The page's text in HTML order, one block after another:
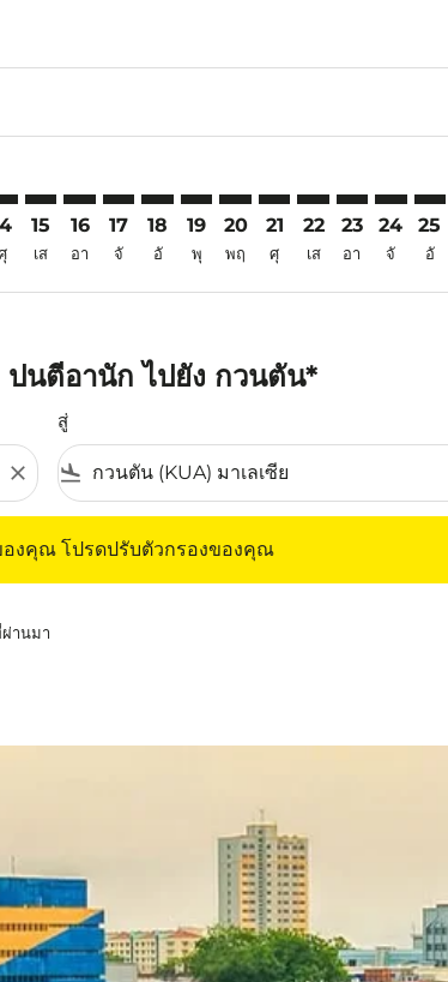
15
เส
16
อา
17
จั
18
อั
19
พุ
PNK–KUA: cmp-view-
20
พฤ
PNK–KUA: cmp-
21
ศุ
PNK–KUA:
22
เส
23
อา
24
จั
25
อั
ปนตีอานัก ไปยัง กวนตัน*
close
สู่
flight_land
งคุณ โปรดปรับตัวกรองของคุณ
านมา